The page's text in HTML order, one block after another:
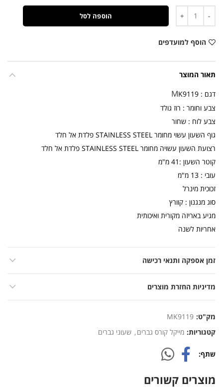
הוספה לסל
הוסף למועדפים
תאור המוצר
דגם : MK9119
צבע וחומר : רוז גולד
צבע לוח : שחור
גוף השעון עשוי מחומר STAINLESS STEEL פלדת אל חלד
רצועת השעון עשויה מחומר STAINLESS STEEL פלדת אל חלד
קוטר השעון :41 מ"מ
עובי : 13 מ"מ
זכוכית מינרל
סוג מנגנון : קוורץ
מגיע באריזה מקורית ואיכותית
אחריות לשנה
זמן אספקה ותנאי רכישה
מדיניות החזרת מוצרים
מק"ט: MK9119
קטגוריות: מייקל קורס גברים, שעוני גברים
שתף
מוצרים קשורים